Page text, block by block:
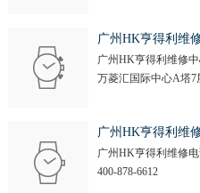
广州HK亨得利维
广州HK亨得利维修
万菱汇国际中心A塔7
广州HK亨得利维
广州HK亨得利维修电
400-878-6612